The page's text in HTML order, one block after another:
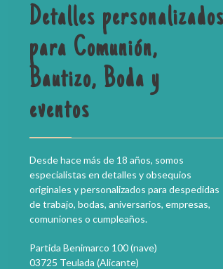
Detalles personalizados
para Comunión,
Bautizo, Boda y
eventos
Desde hace más de 18 años, somos
especialistas en detalles y obsequios
originales y personalizados para despedidas
de trabajo, bodas, aniversarios, empresas,
comuniones o cumpleaños.
Partida Benimarco 100 (nave)
03725 Teulada (Alicante)